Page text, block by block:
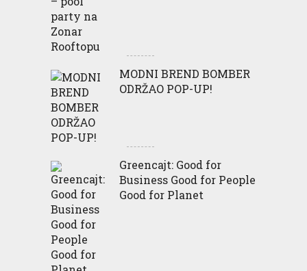
MODNI BREND BOMBER
ODRŽAO POP-UP!
Greencajt: Good for
Business Good for People
Good for Planet